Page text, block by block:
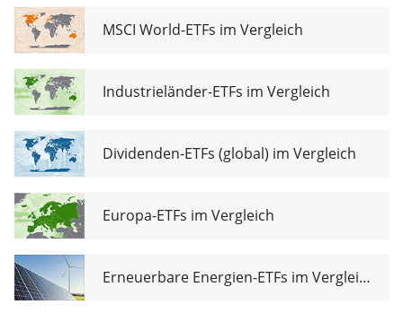
MSCI World-ETFs im Vergleich
Industrieländer-ETFs im Vergleich
Dividenden-ETFs (global) im Vergleich
Europa-ETFs im Vergleich
Erneuerbare Energien-ETFs im Vergleich